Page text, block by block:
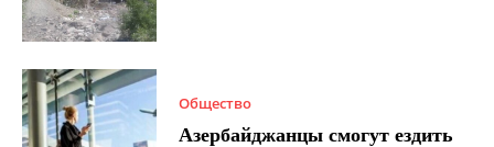
Общество
Азербайджанцы смогут ездить